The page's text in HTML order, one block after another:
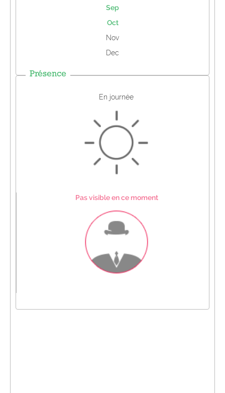
Sep
Oct
Nov
Dec
Présence
En journée
Pas visible en ce moment